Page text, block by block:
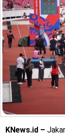
KNews.id –